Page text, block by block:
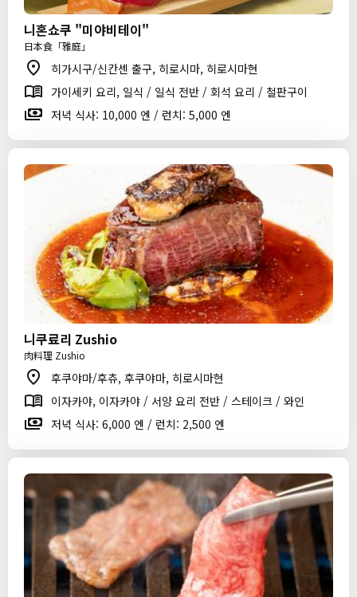
니혼쇼쿠 "미야비테이"
日本食「雅庭」
히가시구/신칸센 출구, 히로시마, 히로시마현
가이세키 요리, 일식 / 일식 전반 / 회석 요리 / 철판구이
저녁 식사: 10,000 엔 / 런치: 5,000 엔
니쿠료리 Zushio
肉料理 Zushio
후쿠야마/후츄, 후쿠야마, 히로시마현
이자카야, 이자카야 / 서양 요리 전반 / 스테이크 / 와인
저녁 식사: 6,000 엔 / 런치: 2,500 엔